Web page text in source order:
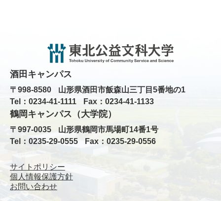
酒田キャンパス
〒998-8580
山形県酒田市飯森山三丁目5番地の1
Tel：0234-41-1111
Fax：0234-41-1133
鶴岡キャンパス（大学院）
〒997-0035
山形県鶴岡市馬場町14番1号
Tel：0235-29-0555
Fax：0235-29-0556
サイトポリシー
個人情報保護方針
お問い合わせ